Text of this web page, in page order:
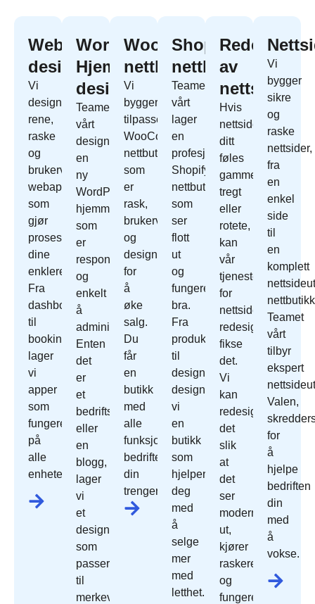
Webapp
design
Vi
designer
rene,
raske
og
brukervennlige
webapper
som
gjør
prosessene
dine
enklere.
Fra
dashbord
til
bookingsystemer
lager
vi
apper
som
fungerer
på
alle
enheter.
WordPress
Hjemmeside
design
Teamet
vårt
designer
en
ny
WordPress
hjemmeside
som
er
responsivt
og
enkelt
å
administrere.
Enten
det
er
et
bedriftsnettsted
eller
en
blogg,
lager
vi
et
design
som
passer
til
merkevaren
WooCommerce
nettbutikk
Vi
bygger
tilpassede
WooCommerce
nettbutikk
som
er
rask,
brukervennlig
og
designet
for
å
øke
salg.
Du
får
en
butikk
med
alle
funksjonene
bedriften
din
trenger.
Shopify
nettbutikk
Teamet
vårt
lager
en
profesjonell
Shopify
nettbutikk
som
ser
flott
ut
og
fungerer
bra.
Fra
produktoppsett
til
design
designer
vi
en
butikk
som
hjelper
deg
med
å
selge
mer
med
letthet.
Redesign
av
nettside
Hvis
nettside
ditt
føles
gammelt,
tregt
eller
rotete,
kan
vår
tjeneste
for
nettside
redesign
fikse
det.
Vi
kan
redesign
det
slik
at
det
ser
moderne
ut,
kjører
raskere
og
fungerer
Vi
bygger
sikre
og
raske
nettsider,
fra
en
enkel
side
til
en
komplett
Teamet
vårt
tilbyr
ekspert
Valen,
for
å
hjelpe
bedriften
din
med
å
vokse.